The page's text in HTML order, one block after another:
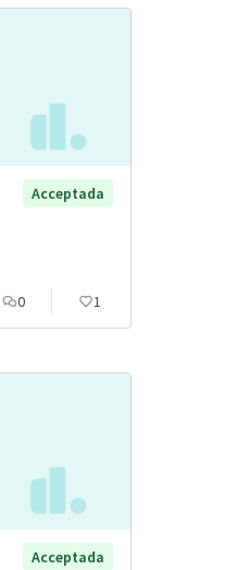
Acceptada
0 1
Acceptada